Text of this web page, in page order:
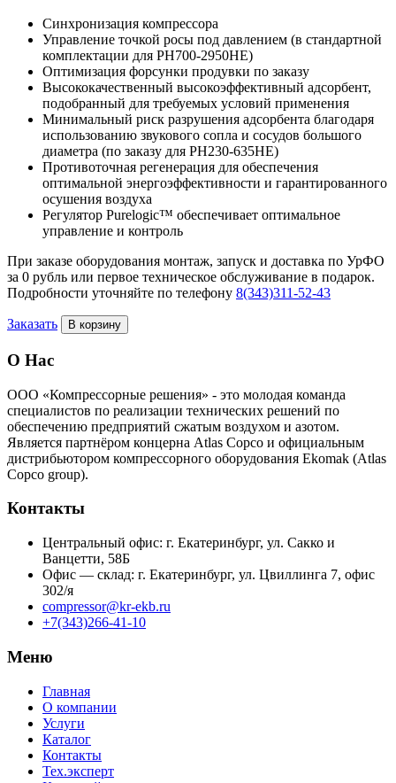
Синхронизация компрессора
Управление точкой росы под давлением (в стандартной
комплектации для PH700-2950HE)
Оптимизация форсунки продувки по заказу
Высококачественный высокоэффективный адсорбент,
подобранный для требуемых условий применения
Минимальный риск разрушения адсорбента благодаря
использованию звукового сопла и сосудов большого
диаметра (по заказу для PH230-635HE)
Противоточная регенерация для обеспечения
оптимальной энергоэффективности и гарантированного
осушения воздуха
Регулятор Purelogic™ обеспечивает оптимальное
управление и контроль
При заказе оборудования монтаж, запуск и доставка по УрФО
за 0 рубль или первое техническое обслуживание в подарок.
Подробности уточняйте по телефону 8(343)311-52-43
Заказать В корзину
О Нас
ООО «Компрессорные решения» - это молодая команда
специалистов по реализации технических решений по
обеспечению предприятий сжатым воздухом и азотом.
Является партнёром концерна Atlas Copco и официальным
дистрибьютором компрессорного оборудования Ekomak (Atlas
Copco group).
Контакты
Центральный офис: г. Екатеринбург, ул. Сакко и
Ванцетти, 58Б
Офис — склад: г. Екатеринбург, ул. Цвиллинга 7, офис
302/я
compressor@kr-ekb.ru
+7(343)266-41-10
Меню
Главная
О компании
Услуги
Каталог
Контакты
Тех.эксперт